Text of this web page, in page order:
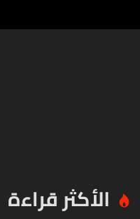
الأكثر قراءة